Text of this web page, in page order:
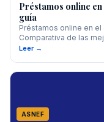
Préstamos online
guía
Préstamos online en
Comparativa de las
Leer →
ASNEF